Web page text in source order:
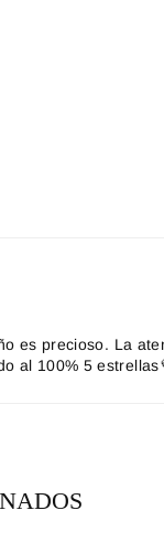
es precioso. La
al 100% 5